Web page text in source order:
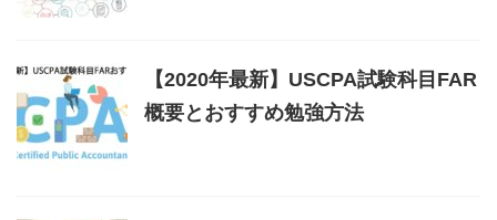
【2020年最新】USCPA試験科目FAR
概要とおすすめ勉強方法